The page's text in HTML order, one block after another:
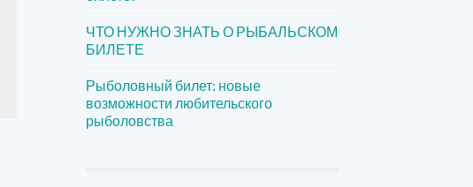
ЧТО НУЖНО ЗНАТЬ О РЫБАЛЬСКОМ
БИЛЕТЕ
Рыболовный билет: новые
возможности любительского
рыболовства